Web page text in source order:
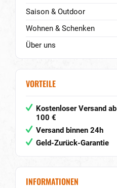
Saison & Outdoor
Wohnen & Schenken
Über uns
VORTEILE
Kostenloser Versand ab
100 €
Versand binnen 24h
Geld-Zurück-Garantie
INFORMATIONEN